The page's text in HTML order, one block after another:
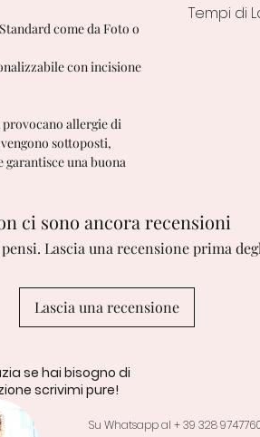
come da Foto o
con incisione
allergie di
sottoposti,
una buona
Tempi di
ci sono ancora recensioni
Lascia una recensione prima
Lascia una recensione
se hai bisogno di
scrivimi pure!
Su Whatsapp al + 39 328